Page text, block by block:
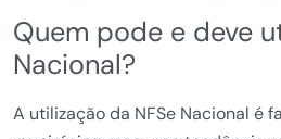
Quem pode e deve
Nacional?
A utilização da NFSe Nacional é